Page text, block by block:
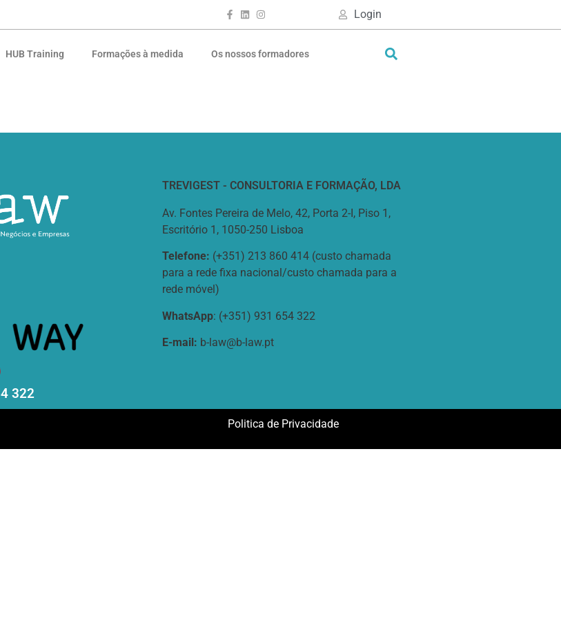
Login
HUB Training Formações à medida Os nossos formadores
322
TREVIGEST - CONSULTORIA E FORMAÇÃO, LDA
Av. Fontes Pereira de Melo, 42, Porta 2-I, Piso 1,
Escritório 1, 1050-250 Lisboa
Telefone: (+351) 213 860 414 (custo chamada
para a rede fixa nacional/custo chamada para a
rede móvel)
WhatsApp: (+351) 931 654 322
E-mail: b-law@b-law.pt
Politica de Privacidade